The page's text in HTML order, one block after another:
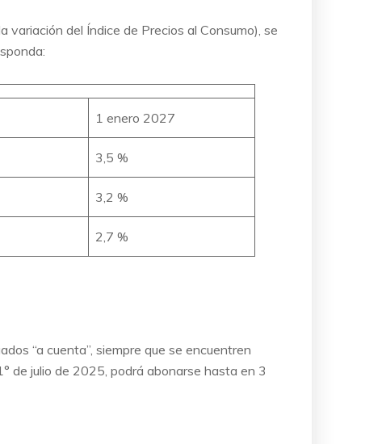
del Índice de Precios al Consumo), se
1 enero 2027
3,5 %
3,2 %
2,7 %
“a cuenta”, siempre que se encuentren
de julio de 2025, podrá abonarse hasta en 3